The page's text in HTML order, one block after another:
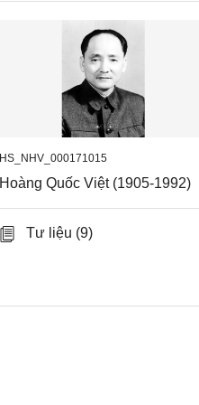
HS_NHV_000171015
Hoàng Quốc Việt (1905-1992)
Tư liệu (9)